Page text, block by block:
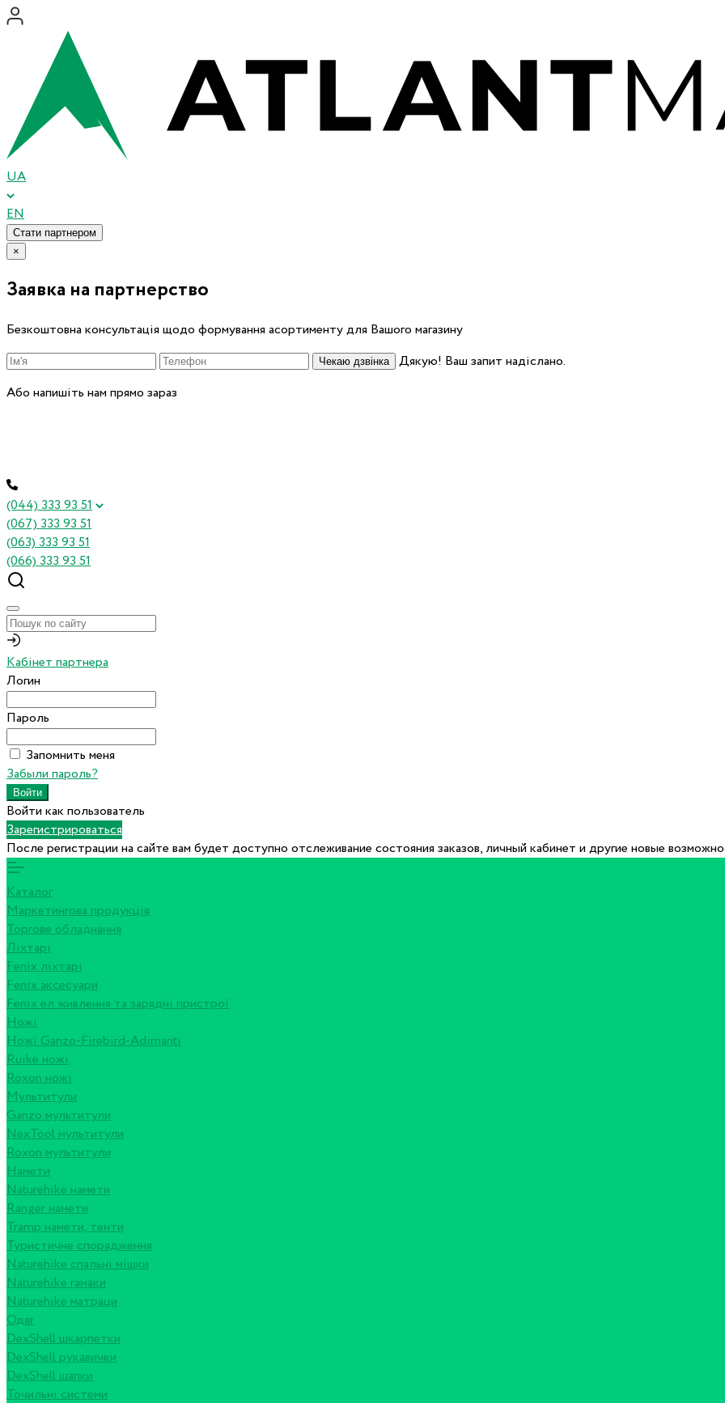
UA
EN
Стати партнером
×
Заявка на партнерство
Безкоштовна консультація щодо формування асортименту для Вашого магазину
Чекаю дзвінка
Дякую! Ваш запит надіслано.
Або напишіть нам прямо зараз
(044) 333 93 51
(067) 333 93 51
(063) 333 93 51
(066) 333 93 51
Кабінет партнера
Логин
Пароль
Запомнить меня
Забыли пароль?
Войти как пользователь
Зарегистрироваться
После регистрации на сайте вам будет доступно отслеживание состояния заказов, личный кабинет и другие новые
Каталог
Маркетингова продукція
Торгове обладнання
Ліхтарі
Fenix ліхтарі
Fenix аксесуари
Fenix ел живлення та зарядні пристрої
Ножі
Ножі Ganzo-Firebird-Adimanti
Ruike ножі
Roxon ножi
Мультитули
Ganzo мультитули
NexTool мультитули
Roxon мультитули
Намети
Naturehike намети
Ranger намети
Tramp намети, тенти
Туристичне спорядження
Naturehike спальні мішки
Naturehike гамаки
Naturehike матраци
Одяг
DexShell шкарпетки
DexShell рукавички
DexShell шапки
Точильні системи